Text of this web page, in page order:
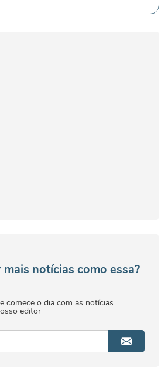
notícias como essa?
comece o dia com as notícias
editor